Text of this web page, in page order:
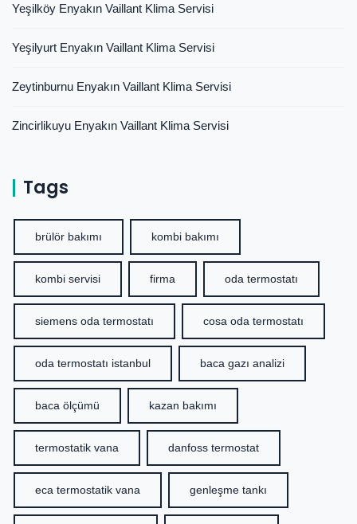
Yeşilköy Enyakın Vaillant Klima Servisi
Yeşilyurt Enyakın Vaillant Klima Servisi
Zeytinburnu Enyakın Vaillant Klima Servisi
Zincirlikuyu Enyakın Vaillant Klima Servisi
Tags
brülör bakımı kombi bakımı
kombi servisi firma oda termostatı
siemens oda termostatı cosa oda termostatı
oda termostatı istanbul baca gazı analizi
baca ölçümü kazan bakımı
termostatik vana danfoss termostat
eca termostatik vana genleşme tankı